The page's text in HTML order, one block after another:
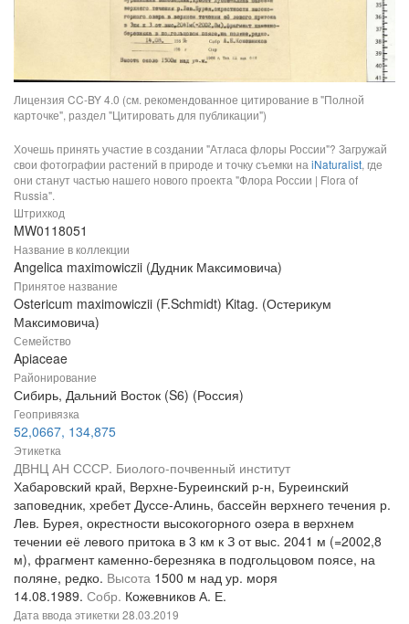
Лицензия CC-BY 4.0 (см. рекомендованное цитирование в "Полной
карточке", раздел "Цитировать для публикации")
Хочешь принять участие в создании "Атласа флоры России"? Загружай
свои фотографии растений в природе и точку съемки на iNaturalist, где
они станут частью нашего нового проекта "Флора России | Flora of
Russia".
Штрихкод
MW0118051
Название в коллекции
Angelica maximowiczii (Дудник Максимовича)
Принятое название
Ostericum maximowiczii (F.Schmidt) Kitag. (Остерикум
Максимовича)
Семейство
Apiaceae
Районирование
Сибирь, Дальний Восток (S6) (Россия)
Геопривязка
52,0667, 134,875
Этикетка
ДВНЦ АН СССР. Биолого-почвенный институт
Хабаровский край, Верхне-Буреинский р-н, Буреинский
заповедник, хребет Дуссе-Алинь, бассейн верхнего течения р.
Лев. Бурея, окрестности высокогорного озера в верхнем
течении её левого притока в 3 км к З от выс. 2041 м (=2002,8
м), фрагмент каменно-березняка в подгольцовом поясе, на
поляне, редко. Высота 1500 м над ур. моря
14.08.1989. Собр. Кожевников А. Е.
Дата ввода этикетки 28.03.2019